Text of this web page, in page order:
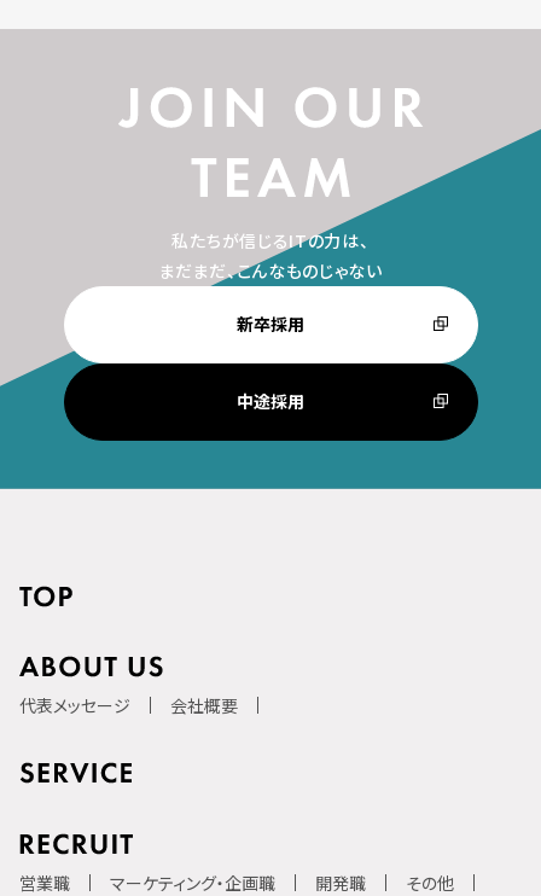
私たちが信じるITの力は、
まだまだ、こんなものじゃない
新卒採用
中途採用
代表メッセージ 会社概要
営業職 マーケティング・企画職 開発職 その他